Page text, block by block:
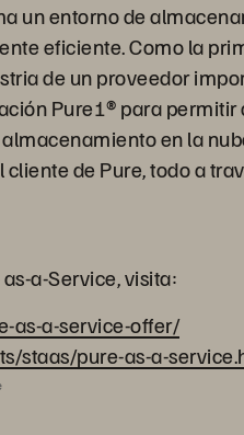
un entorno de
eficiente. Como la
de un proveedor
Pure1® para permitir
en la
de Pure, todo a
a-Service, visita:
as-a-service-offer/
staas/pure-as-a-